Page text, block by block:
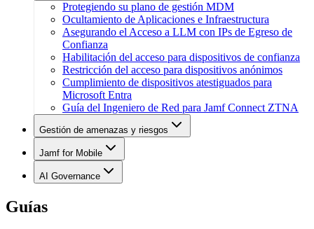
Protegiendo su plano de gestión MDM
Ocultamiento de Aplicaciones e Infraestructura
Asegurando el Acceso a LLM con IPs de Egreso de
Confianza
Habilitación del acceso para dispositivos de confianza
Restricción del acceso para dispositivos anónimos
Cumplimiento de dispositivos atestiguados para
Microsoft Entra
Guía del Ingeniero de Red para Jamf Connect ZTNA
Gestión de amenazas y riesgos
Jamf for Mobile
AI Governance
Guías